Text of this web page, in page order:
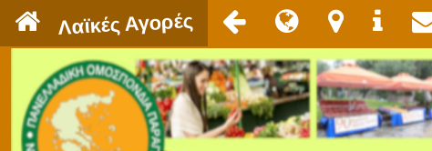
Λαϊκές Αγορές